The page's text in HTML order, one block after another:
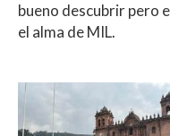
bueno descubrir pero
el alma de MIL.